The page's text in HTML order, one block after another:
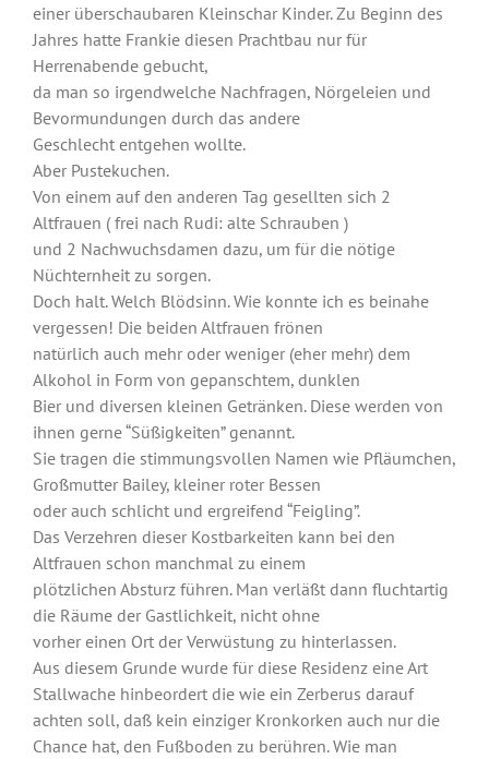
einer überschaubaren Kleinschar Kinder. Zu Beginn des
Jahres hatte Frankie diesen Prachtbau nur für
Herrenabende gebucht,
da man so irgendwelche Nachfragen, Nörgeleien und
Bevormundungen durch das andere
Geschlecht entgehen wollte.
Aber Pustekuchen.
Von einem auf den anderen Tag gesellten sich 2
Altfrauen ( frei nach Rudi: alte Schrauben )
und 2 Nachwuchsdamen dazu, um für die nötige
Nüchternheit zu sorgen.
Doch halt. Welch Blödsinn. Wie konnte ich es beinahe
vergessen! Die beiden Altfrauen frönen
natürlich auch mehr oder weniger (eher mehr) dem
Alkohol in Form von gepanschtem, dunklen
Bier und diversen kleinen Getränken. Diese werden von
ihnen gerne “Süßigkeiten” genannt.
Sie tragen die stimmungsvollen Namen wie Pfläumchen,
Großmutter Bailey, kleiner roter Bessen
oder auch schlicht und ergreifend “Feigling”.
Das Verzehren dieser Kostbarkeiten kann bei den
Altfrauen schon manchmal zu einem
plötzlichen Absturz führen. Man verläßt dann fluchtartig
die Räume der Gastlichkeit, nicht ohne
vorher einen Ort der Verwüstung zu hinterlassen.
Aus diesem Grunde wurde für diese Residenz eine Art
Stallwache hinbeordert die wie ein Zerberus darauf
achten soll, daß kein einziger Kronkorken auch nur die
Chance hat, den Fußboden zu berühren. Wie man